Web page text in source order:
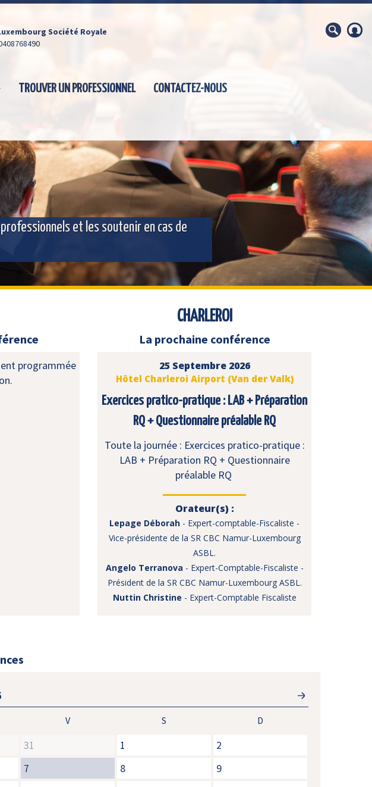
et les soutenir en cas de
Société Royale
TROUVER UN PROFESSIONNEL CONTACTEZ-NOUS
programmée
CHARLEROI
La prochaine conférence
25 Septembre 2026
Hôtel Charleroi Airport (Van der Valk)
Exercices pratico-pratique : LAB + Préparation
RQ + Questionnaire préalable RQ
Toute la journée : Exercices pratico-pratique :
LAB + Préparation RQ + Questionnaire
préalable RQ
Orateur(s) :
Lepage Déborah - Expert-comptable-Fiscaliste -
Vice-présidente de la SR CBC Namur-Luxembourg
ASBL.
Angelo Terranova - Expert-Comptable-Fiscaliste -
Président de la SR CBC Namur-Luxembourg ASBL.
Nuttin Christine - Expert-Comptable Fiscaliste
V S D
31 1
2
7 8
9